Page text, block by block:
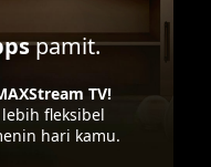
pamit.
TV!
fleksibel
hari kamu.